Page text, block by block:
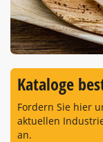
Kataloge
Fordern Sie hier
aktuellen
an.